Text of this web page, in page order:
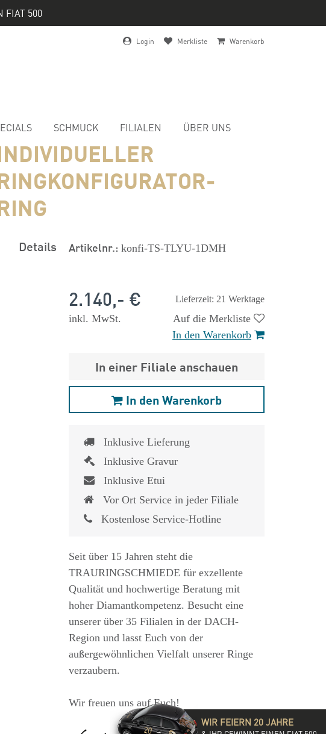
FIAT 500
Login Merkliste Warenkorb
SCHMUCK FILIALEN ÜBER UNS
1.825,- €
Details Artikelnr.: konfi-TS-TLYU-1DMH
Lieferzeit: 21 Werktage
2.140,- €
inkl. MwSt.
Auf die Merkliste
In den Warenkorb
In einer Filiale anschauen
In den Warenkorb
Inklusive Lieferung
Inklusive Gravur
Inklusive Etui
Vor Ort Service in jeder Filiale
Kostenlose Service-Hotline
Seit über 15 Jahren steht die
TRAURINGSCHMIEDE für exzellente
Qualität und hochwertige Beratung mit
hoher Diamantkompetenz. Besucht eine
unserer über 35 Filialen in der DACH-
Region und lasst Euch von der
außergewöhnlichen Vielfalt unserer Ringe
verzaubern.
Wir freuen uns auf Euch!
WIR FEIERN 20 JAHRE